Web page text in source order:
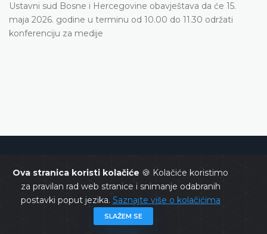
Ova stranica koristi kolačiće 🍪 Kolačiće koristimo
za pravilan rad web stranice i snimanje odabranih
postavki poput jezika. Saznajte više o kolačićima
SLAŽEM SE
Ustavni sud Bosne i Hercegovine obavještava da će 15.
maja 2026. godine u terminu od 10.00 do 11.30 održati
konferenciju za medije
Ustavni sud BiH